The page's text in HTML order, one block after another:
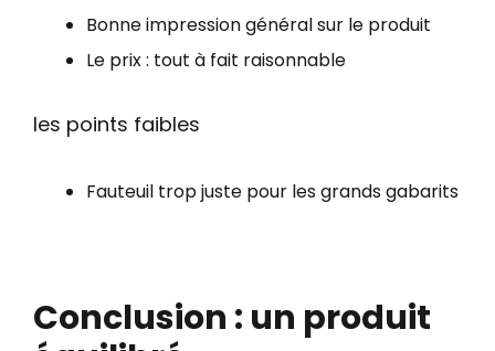
Bonne impression général sur le produit
Le prix : tout à fait raisonnable
les points faibles
Fauteuil trop juste pour les grands gabarits
Conclusion : un produit